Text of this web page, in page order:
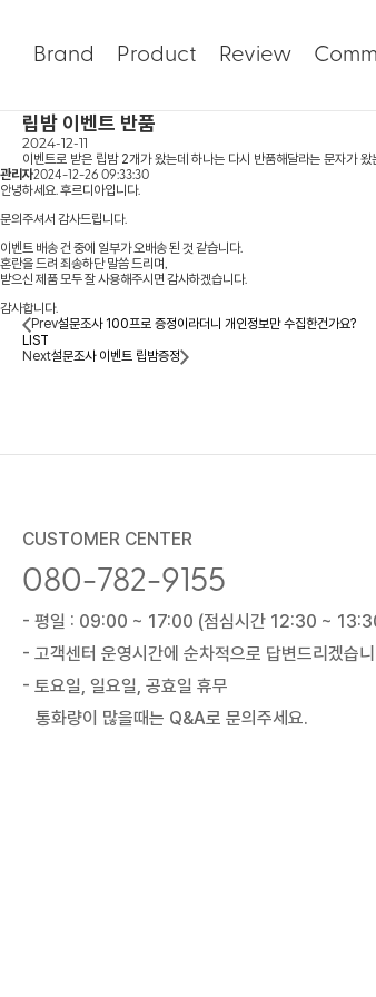
Brand Product Review
립밤 이벤트 반품
2024-12-11
이벤트로 받은 립밤 2개가 왔는데 하나는 다시 반품해달라는 문자가
관리자2024-12-26 09:33:30
안녕하세요. 후르디아입니다.
문의주셔서 감사드립니다.
이벤트 배송 건 중에 일부가 오배송 된 것 같습니다.
혼란을 드려 죄송하단 말씀 드리며,
받으신 제품 모두 잘 사용해주시면 감사하겠습니다.
감사합니다.
Prev설문조사 100프로 증정이라더니 개인정보만 수집한건가요?
LIST
Next설문조사 이벤트 립밤증정
CUSTOMER CENTER
080-782-9155
- 평일 : 09:00 ~ 17:00 (점심시간 12:30 ~
- 고객센터 운영시간에 순차적으로 답변드리겠습
- 토요일, 일요일, 공효일 휴무
통화량이 많을때는 Q&A로 문의주세요.